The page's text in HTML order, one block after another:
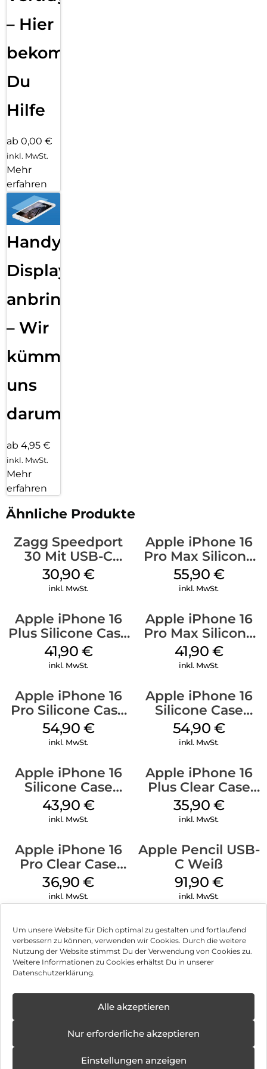
Um unsere Website für Dich optimal zu gestalten und fortlaufend
verbessern zu können, verwenden wir Cookies. Durch die weitere
Nutzung der Website stimmst Du der Verwendung von Cookies zu.
Weitere Informationen zu Cookies erhältst Du in unserer
Datenschutzerklärung.
Alle akzeptieren
Nur erforderliche akzeptieren
Einstellungen anzeigen
– Hier
bekommst
Du
Hilfe
ab 0,00 €
inkl. MwSt.
Mehr
erfahren
Handy
Displayfolie
anbringen
– Wir
kümmern
uns
darum!
ab 4,95 €
inkl. MwSt.
Mehr
erfahren
Ähnliche Produkte
Zagg Speedport
30 Mit USB-C
Kabel Weiß
30,90 €
inkl. MwSt.
Apple iPhone 16
Pro Max Silicone
Case MagSafe
Stone Gray
55,90 €
inkl. MwSt.
Apple iPhone 16
Plus Silicone Case
MagSafe Stone
Gray
41,90 €
inkl. MwSt.
Apple iPhone 16
Pro Max Silicone
Case MagSafe
Ultramarine
41,90 €
inkl. MwSt.
Apple iPhone 16
Pro Silicone Case
MagSafe Black
54,90 €
inkl. MwSt.
Apple iPhone 16
Silicone Case
MagSafe Black
54,90 €
inkl. MwSt.
Apple iPhone 16
Silicone Case
MagSafe Plum
43,90 €
inkl. MwSt.
Apple iPhone 16
Plus Clear Case
MagSafe
Transparent
35,90 €
inkl. MwSt.
Apple iPhone 16
Pro Clear Case
MagSafe
Transparent
36,90€
inkl. MwSt.
Apple Pencil USB-
C Weiß
91,90 €
inkl. MwSt.
Impressum
Hinweis zur Batterieentsorgung